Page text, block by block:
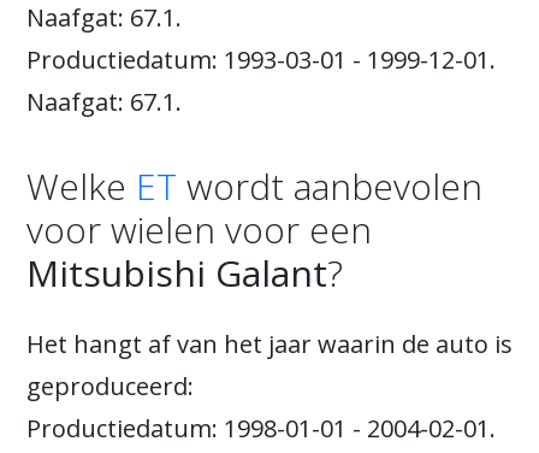
Naafgat: 67.1.
Productiedatum: 1993-03-01 - 1999-12-01.
Naafgat: 67.1.
Welke ET wordt aanbevolen
voor wielen voor een
Mitsubishi Galant?
Het hangt af van het jaar waarin de auto is
geproduceerd:
Productiedatum: 1998-01-01 - 2004-02-01.